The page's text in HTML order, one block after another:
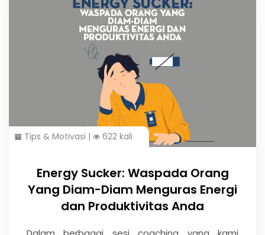
Tips & Motivasi | 622 kali
Energy Sucker: Waspada Orang
Yang Diam-Diam Menguras Energi
dan Produktivitas Anda